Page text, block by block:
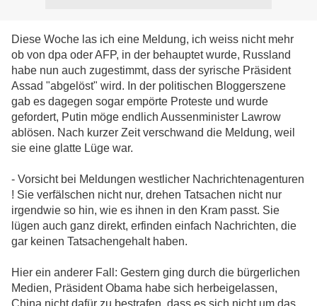
Diese Woche las ich eine Meldung, ich weiss nicht mehr
ob von dpa oder AFP, in der behauptet wurde, Russland
habe nun auch zugestimmt, dass der syrische Präsident
Assad "abgelöst" wird. In der politischen Bloggerszene
gab es dagegen sogar empörte Proteste und wurde
gefordert, Putin möge endlich Aussenminister Lawrow
ablösen. Nach kurzer Zeit verschwand die Meldung, weil
sie eine glatte Lüge war.
- Vorsicht bei Meldungen westlicher Nachrichtenagenturen
! Sie verfälschen nicht nur, drehen Tatsachen nicht nur
irgendwie so hin, wie es ihnen in den Kram passt. Sie
lügen auch ganz direkt, erfinden einfach Nachrichten, die
gar keinen Tatsachengehalt haben.
Hier ein anderer Fall: Gestern ging durch die bürgerlichen
Medien, Präsident Obama habe sich herbeigelassen,
China nicht dafür zu bestrafen, dass es sich nicht um das